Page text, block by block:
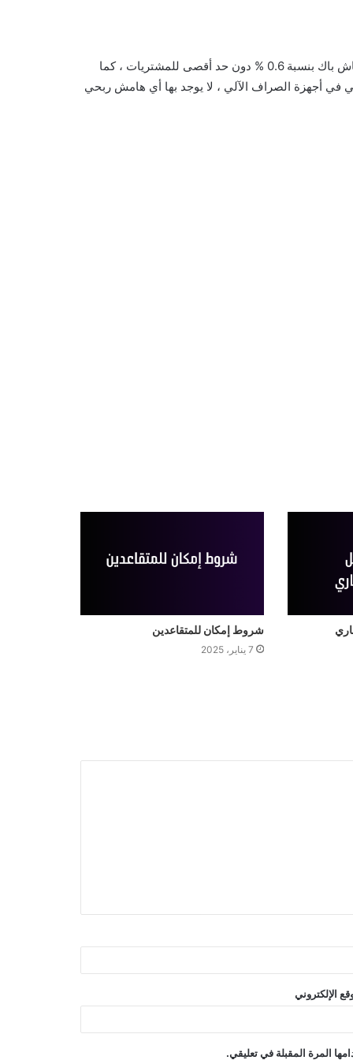
بطاقة يوكارد الكلاسيكية هي بطاقة مخصصة للطلاب تعطي ميزة الكاش باك بنسبة 0.6 % دون حد أقصى للمشتريات ، كما
النقدي بنسبة 30 % للحد الإئتماني في أجهزة الصراف الآلي ، لا يوجد بها أي هامش ربحي
شروط إمكان للمتقاعدين
7 يناير، 2025
الإلكتروني
المرة المقبلة في تعليقي.